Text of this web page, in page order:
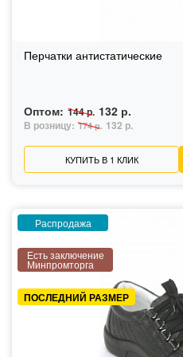
Перчатки антистатические
Оптом: 144 р. 132 р.
В розницу: 174 р. 132 р.
КУПИТЬ В 1 КЛИК
Распродажа
Есть заключение
Минпромторга
ПОСЛЕДНИЙ РАЗМЕР